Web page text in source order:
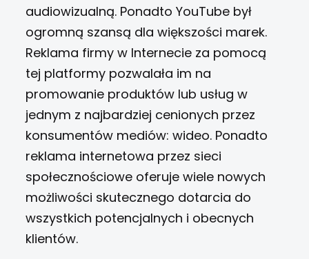
audiowizualną. Ponadto YouTube był
ogromną szansą dla większości marek.
Reklama firmy w Internecie za pomocą
tej platformy pozwalała im na
promowanie produktów lub usług w
jednym z najbardziej cenionych przez
konsumentów mediów: wideo. Ponadto
reklama internetowa przez sieci
społecznościowe oferuje wiele nowych
możliwości skutecznego dotarcia do
wszystkich potencjalnych i obecnych
klientów.